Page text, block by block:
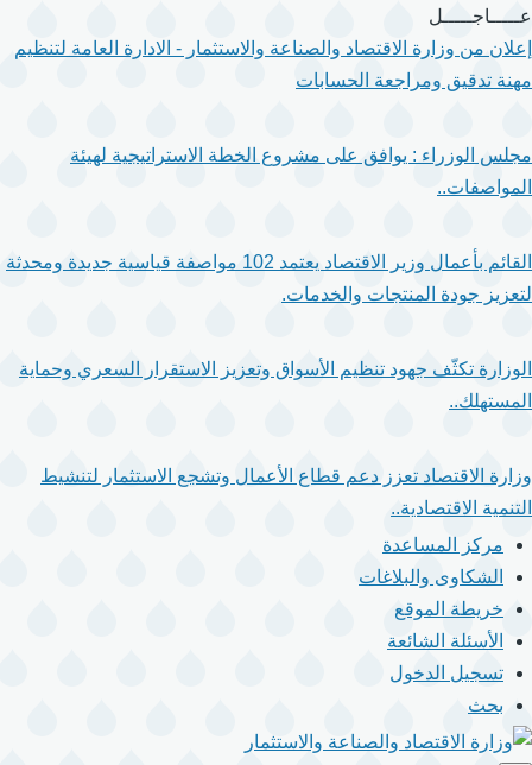
تجاوز
إلى
المحتوى
عـــــاجـــــل
إعلان من وزارة الاقتصاد والصناعة والاستثمار - الادارة العامة لتنظيم
مهنة تدقيق ومراجعة الحسابات
مجلس الوزراء : يوافق على مشروع الخطة الاستراتيجية لهيئة
المواصفات..
القائم بأعمال وزير الاقتصاد يعتمد 102 مواصفة قياسية جديدة ومحدثة
لتعزيز جودة المنتجات والخدمات.
الوزارة تكثّف جهود تنظيم الأسواق وتعزيز الاستقرار السعري وحماية
المستهلك..
وزارة الاقتصاد تعزز دعم قطاع الأعمال وتشجع الاستثمار لتنشيط
التنمية الاقتصادية..
مركز المساعدة
الشكاوى والبلاغات
خريطة الموقع
الأسئلة الشائعة
تسجيل الدخول
بحث